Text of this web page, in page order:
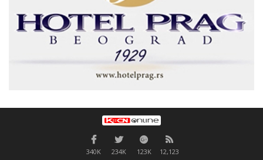
340K 234K 123K 12,123